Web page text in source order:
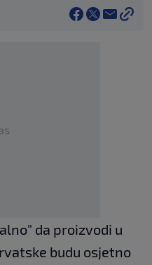
da proizvodi u
budu osjetno